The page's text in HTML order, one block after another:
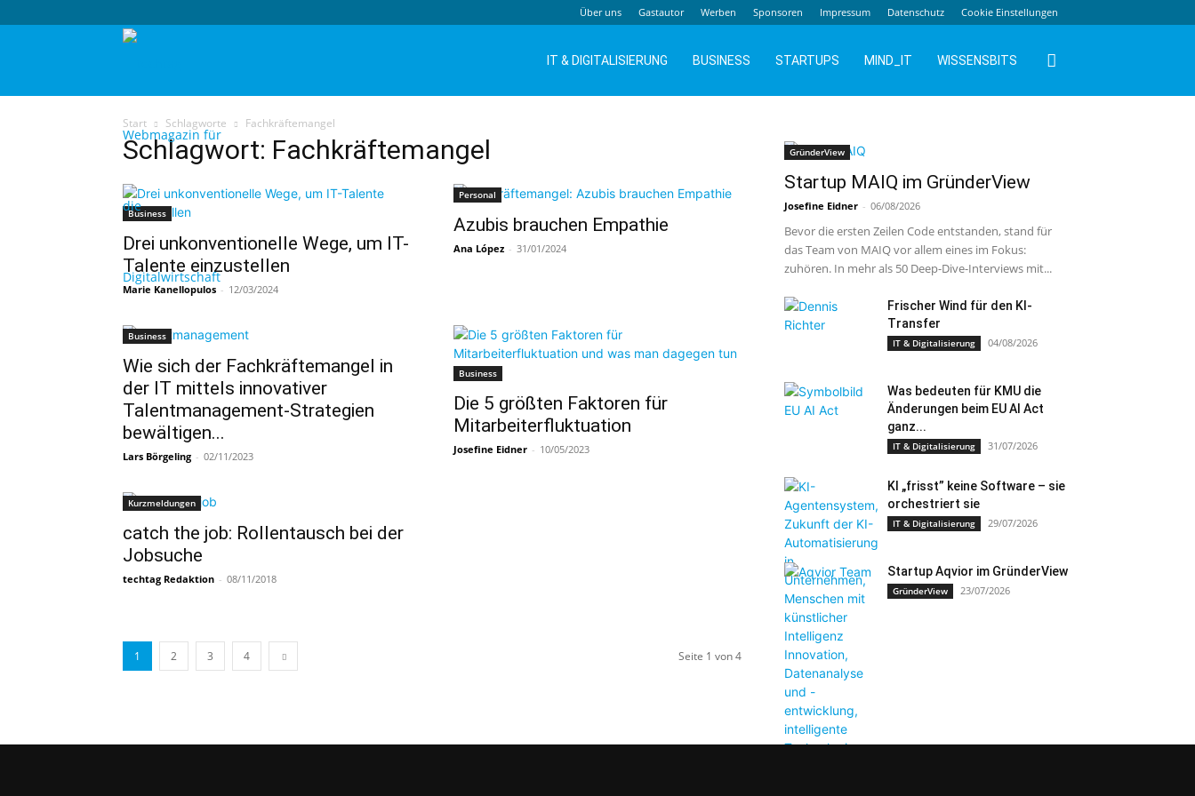
Über uns Gastautor Werben Sponsoren Impressum Datenschutz Cookie Einstellungen
IT & DIGITALISIERUNG BUSINESS STARTUPS MIND_IT WISSENSBITS
Start Schlagworte Fachkräftemangel
Schlagwort: Fachkräftemangel
Business
Drei unkonventionelle Wege, um IT-
Talente einzustellen
Marie Kanellopulos - 12/03/2024
Personal
Azubis brauchen Empathie
Ana López - 31/01/2024
Business
Wie sich der Fachkräftemangel in
der IT mittels innovativer
Talentmanagement-Strategien
bewältigen...
Lars Börgeling - 02/11/2023
Business
Die 5 größten Faktoren für
Mitarbeiterfluktuation
Josefine Eidner - 10/05/2023
Kurzmeldungen
catch the job: Rollentausch bei der
Jobsuche
techtag Redaktion - 08/11/2018
1 2 3 4 Seite 1 von 4
GründerView
Startup MAIQ im GründerView
Josefine Eidner - 06/08/2026
Bevor die ersten Zeilen Code entstanden, stand für
das Team von MAIQ vor allem eines im Fokus:
zuhören. In mehr als 50 Deep-Dive-Interviews mit...
Frischer Wind für den KI-
Transfer
IT & Digitalisierung 04/08/2026
Was bedeuten für KMU die
Änderungen beim EU AI Act
ganz...
IT & Digitalisierung 31/07/2026
KI „frisst” keine Software – sie
orchestriert sie
IT & Digitalisierung 29/07/2026
Startup Aqvior im GründerView
GründerView 23/07/2026